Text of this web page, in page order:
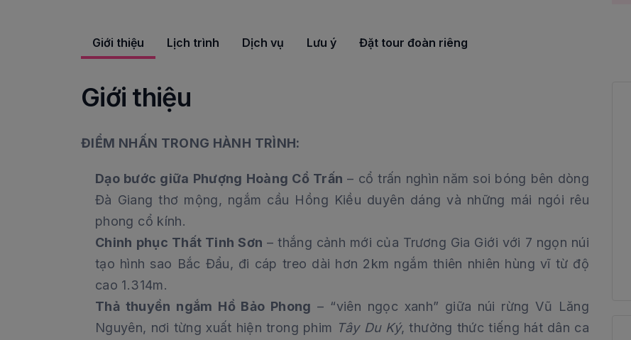
Giới thiệu Lịch trình Dịch vụ Lưu ý Đặt tour đoàn riêng
Giới thiệu
ĐIỂM NHẤN TRONG HÀNH TRÌNH:
Dạo bước giữa Phượng Hoàng Cổ Trấn – cổ trấn nghìn năm soi bóng bên dòng
Đà Giang thơ mộng, ngắm cầu Hồng Kiều duyên dáng và những mái ngói rêu
phong cổ kính.
Chinh phục Thất Tinh Sơn – thắng cảnh mới của Trương Gia Giới với 7 ngọn núi
tạo hình sao Bắc Đẩu, đi cáp treo dài hơn 2km ngắm thiên nhiên hùng vĩ từ độ
cao 1.314m.
Thả thuyền ngắm Hồ Bảo Phong – “viên ngọc xanh” giữa núi rừng Vũ Lăng
Nguyên, nơi từng xuất hiện trong phim Tây Du Ký, thưởng thức tiếng hát dân ca